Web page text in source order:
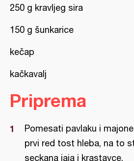
250 g kravljeg sira
150 g šunkarice
kečap
kačkavalj
Priprema
Pomesati pavlaku i
prvi red tost hleba, na to
seckana jaja i krastavce.